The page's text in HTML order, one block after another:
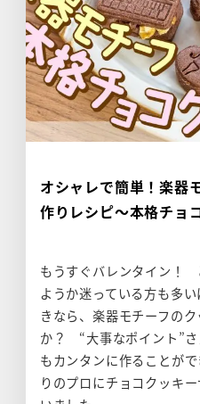
オシャレで簡単！楽器
作りレシピ～本格チョ
もうすぐバレンタイン！
ようか迷っている方も多
きなら、楽器モチーフの
か？ “大事なポイント”
もカンタンに作ることが
りのプロにチョコクッキ